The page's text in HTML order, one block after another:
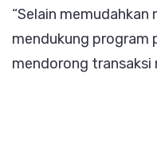
“Selain memudahkan
mendukung program
mendorong transaksi